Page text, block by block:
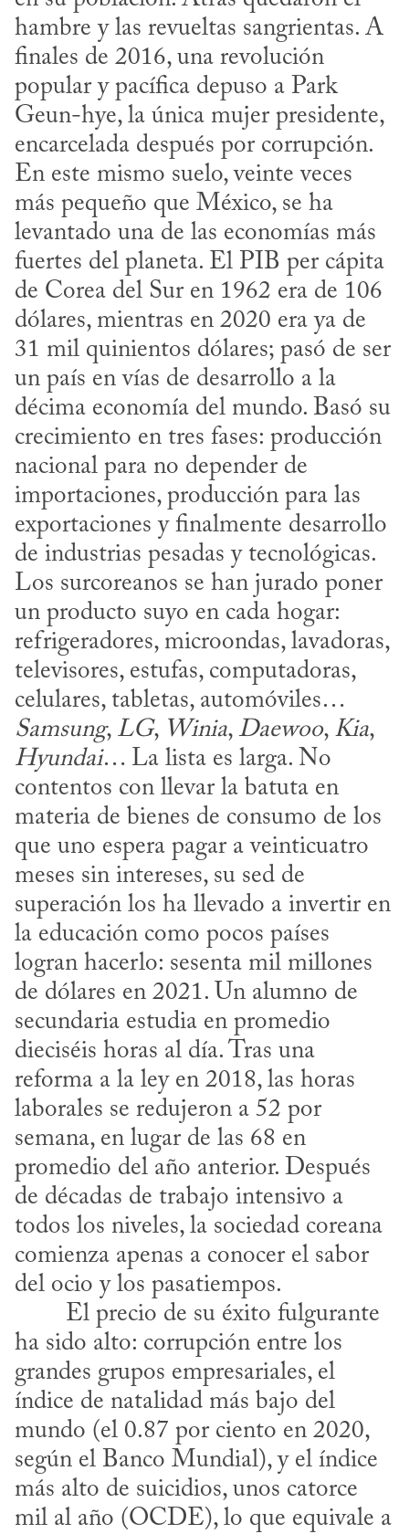
hambre y las revueltas sangrientas. A
finales de 2016, una revolución
popular y pacífica depuso a Park
Geun-hye, la única mujer presidente,
encarcelada después por corrupción.
En este mismo suelo, veinte veces
más pequeño que México, se ha
levantado una de las economías más
fuertes del planeta. El PIB per cápita
de Corea del Sur en 1962 era de 106
dólares, mientras en 2020 era ya de
31 mil quinientos dólares; pasó de ser
un país en vías de desarrollo a la
décima economía del mundo. Basó su
crecimiento en tres fases: producción
nacional para no depender de
importaciones, producción para las
exportaciones y finalmente desarrollo
de industrias pesadas y tecnológicas.
Los surcoreanos se han jurado poner
un producto suyo en cada hogar:
refrigeradores, microondas, lavadoras,
televisores, estufas, computadoras,
Samsung, LG, Winia, Daewoo, Kia,
Hyundai… La lista es larga. No
contentos con llevar la batuta en
materia de bienes de consumo de los
que uno espera pagar a veinticuatro
meses sin intereses, su sed de
superación los ha llevado a invertir en
la educación como pocos países
logran hacerlo: sesenta mil millones
de dólares en 2021. Un alumno de
secundaria estudia en promedio
dieciséis horas al día. Tras una
reforma a la ley en 2018, las horas
laborales se redujeron a 52 por
semana, en lugar de las 68 en
promedio del año anterior. Después
de décadas de trabajo intensivo a
todos los niveles, la sociedad coreana
comienza apenas a conocer el sabor
del ocio y los pasatiempos.
ha sido alto: corrupción entre los
grandes grupos empresariales, el
índice de natalidad más bajo del
mundo (el 0.87 por ciento en 2020,
según el Banco Mundial), y el índice
más alto de suicidios, unos catorce
mil al año (OCDE), lo que equivale a